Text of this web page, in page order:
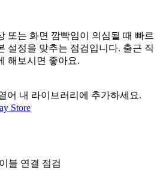
또는 화면 깜빡임이 의심될 때 빠르
설정을 맞추는 점검입니다. 출근 직
해보시면 좋아요.
어 내 라이브러리에 추가하세요.
Store
블 연결 점검